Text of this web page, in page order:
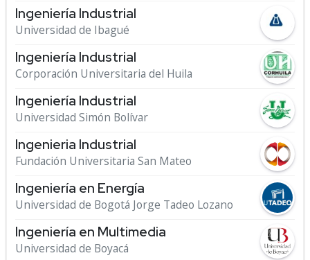
Ingeniería Industrial
Universidad de Ibagué
Ingeniería Industrial
Corporación Universitaria del Huila
Ingeniería Industrial
Universidad Simón Bolívar
Ingenieria Industrial
Fundación Universitaria San Mateo
Ingeniería en Energía
Universidad de Bogotá Jorge Tadeo Lozano
Ingeniería en Multimedia
Universidad de Boyacá